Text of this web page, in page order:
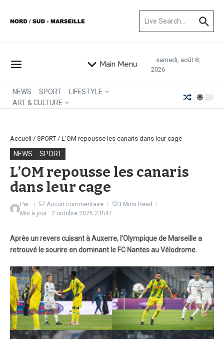
Main Menu
samedi, août 8,
2026
NEWS SPORT
LIFESTYLE
ART & CULTURE
Accueil / SPORT / L’OM repousse les canaris dans leur cage
NEWS SPORT
L’OM repousse les canaris
dans leur cage
Par Aucun commentaire
3 Mins Read
Mis à jour : 2 octobre 2025 23h47
Après un revers cuisant à Auxerre, l’Olympique de Marseille a
retrouvé le sourire en dominant le FC Nantes au Vélodrome.